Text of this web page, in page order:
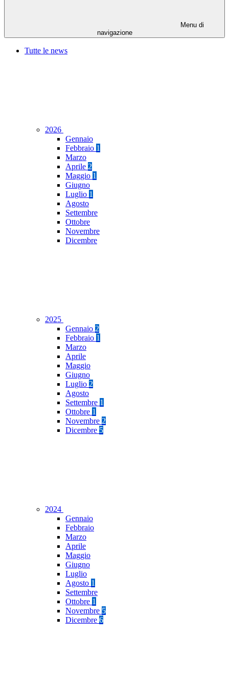
Menu di
navigazione
Tutte le news
2026
Gennaio
Febbraio 1
Marzo
Aprile 2
Maggio 1
Giugno
Luglio 1
Agosto
Settembre
Ottobre
Novembre
Dicembre
2025
Gennaio 2
Febbraio 1
Marzo
Aprile
Maggio
Giugno
Luglio 2
Agosto
Settembre 1
Ottobre 1
Novembre 2
Dicembre 5
2024
Gennaio
Febbraio
Marzo
Aprile
Maggio
Giugno
Luglio
Agosto 1
Settembre
Ottobre 1
Novembre 5
Dicembre 6